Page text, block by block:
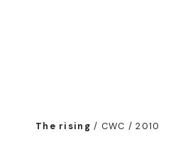
The rising / CWC / 2010